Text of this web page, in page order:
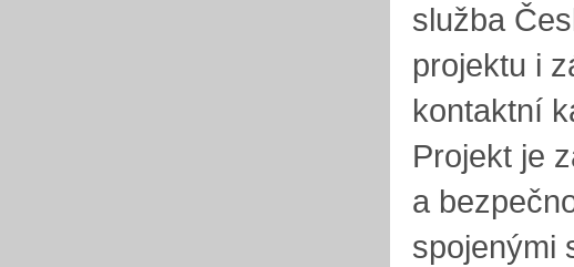
služba
projektu i
kontaktní
Projekt je
a
spojenými